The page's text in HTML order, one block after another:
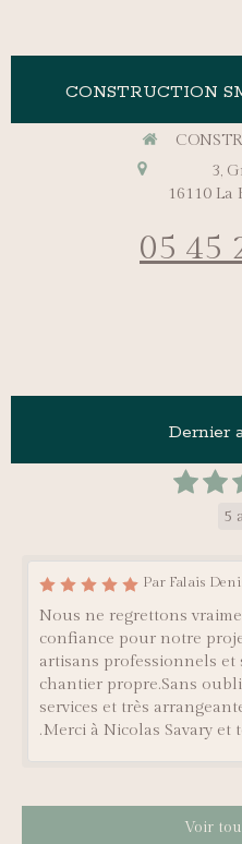
CONSTRUCTION
3,
16110 La
05 45
Dernier
5
Par Falais
Nous ne regrettons
confiance pour notre
artisans professionnels
chantier propre.Sans
services et très
.Merci à Nicolas Savary et
Voir